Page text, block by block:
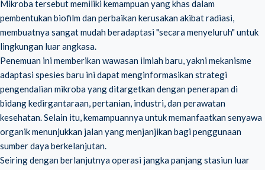
Mikroba tersebut memiliki kemampuan yang khas dalam
pembentukan biofilm dan perbaikan kerusakan akibat radiasi,
membuatnya sangat mudah beradaptasi "secara menyeluruh" untuk
lingkungan luar angkasa.
Penemuan ini memberikan wawasan ilmiah baru, yakni mekanisme
adaptasi spesies baru ini dapat menginformasikan strategi
pengendalian mikroba yang ditargetkan dengan penerapan di
bidang kedirgantaraan, pertanian, industri, dan perawatan
kesehatan. Selain itu, kemampuannya untuk memanfaatkan senyawa
organik menunjukkan jalan yang menjanjikan bagi penggunaan
sumber daya berkelanjutan.
Seiring dengan berlanjutnya operasi jangka panjang stasiun luar